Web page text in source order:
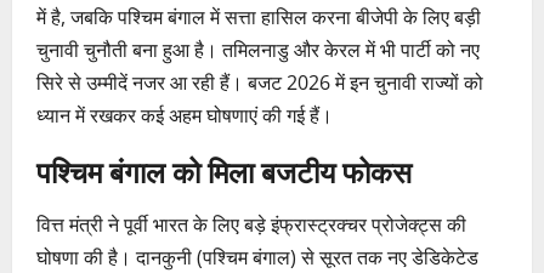
में है, जबकि पश्चिम बंगाल में सत्ता हासिल करना बीजेपी के लिए बड़ी
चुनावी चुनौती बना हुआ है। तमिलनाडु और केरल में भी पार्टी को नए
सिरे से उम्मीदें नजर आ रही हैं। बजट 2026 में इन चुनावी राज्यों को
ध्यान में रखकर कई अहम घोषणाएं की गई हैं।
पश्चिम बंगाल को मिला बजटीय फोकस
वित्त मंत्री ने पूर्वी भारत के लिए बड़े इंफ्रास्ट्रक्चर प्रोजेक्ट्स की
घोषणा की है। दानकुनी (पश्चिम बंगाल) से सूरत तक नए डेडिकेटेड